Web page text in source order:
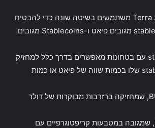
Stablecoins ברשת Terra משתמשים בשיטה שונה כדי להבטיח
ביטחונות של stablecoins מגובים פיאט ו-Stablecoins מגובים
מטבעות stablecoins עם בטחונות מאפשרים בדרך כלל למחזיק
להחליף את stablecoin שלו בכמות שווה של פיאט או כמות
זה המקרה עם BUSD, שמחזיקה ברזרבות מבוקרות של דולר
הדבר נכון גם ל-DAI, שמגובה במטבעות קריפטוגרפיים עם